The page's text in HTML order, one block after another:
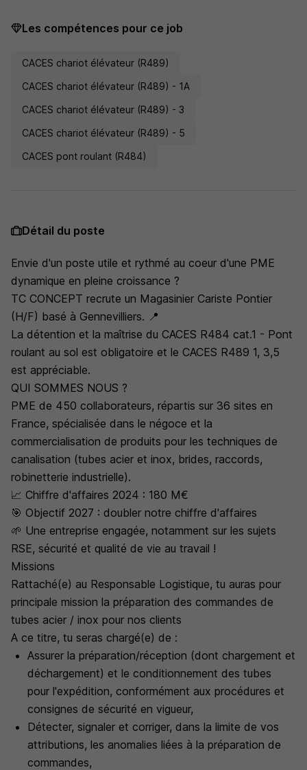
Les compétences pour ce job
CACES chariot élévateur (R489)
CACES chariot élévateur (R489) - 1A
CACES chariot élévateur (R489) - 3
CACES chariot élévateur (R489) - 5
CACES pont roulant (R484)
Détail du poste
Envie d'un poste utile et rythmé au coeur d'une PME
dynamique en pleine croissance ?
TC CONCEPT recrute un Magasinier Cariste Pontier
(H/F) basé à Gennevilliers. 📍
La détention et la maîtrise du CACES R484 cat.1 - Pont
roulant au sol est obligatoire et le CACES R489 1, 3,5
est appréciable.
QUI SOMMES NOUS ?
PME de 450 collaborateurs, répartis sur 36 sites en
France, spécialisée dans le négoce et la
commercialisation de produits pour les techniques de
canalisation (tubes acier et inox, brides, raccords,
robinetterie industrielle).
📈 Chiffre d'affaires 2024 : 180 M€
🎯 Objectif 2027 : doubler notre chiffre d'affaires
🌱 Une entreprise engagée, notamment sur les sujets
RSE, sécurité et qualité de vie au travail !
Missions
Rattaché(e) au Responsable Logistique, tu auras pour
principale mission la préparation des commandes de
tubes acier / inox pour nos clients
A ce titre, tu seras chargé(e) de :
Assurer la préparation/réception (dont chargement et
déchargement) et le conditionnement des tubes
pour l'expédition, conformément aux procédures et
consignes de sécurité en vigueur,
Détecter, signaler et corriger, dans la limite de vos
attributions, les anomalies liées à la préparation de
commandes,